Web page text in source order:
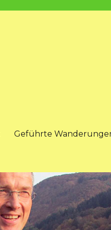
Geführte